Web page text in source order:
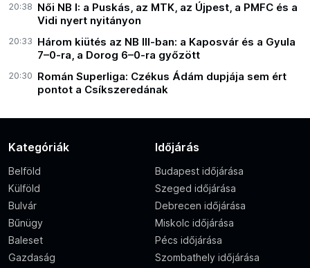
20:38 Női NB I: a Puskás, az MTK, az Újpest, a PMFC és a
Vidi nyert nyitányon
20:33 Három kiütés az NB III-ban: a Kaposvár és a Gyula
7–0-ra, a Dorog 6–0-ra győzött
20:30 Román Superliga: Czékus Ádám dupjája sem ért
pontot a Csíkszeredának
Kategóriák
Belföld
Külföld
Bulvár
Bűnügy
Baleset
Gazdaság
Időjárás
Budapest időjárása
Szeged időjárása
Debrecen időjárása
Miskolc időjárása
Pécs időjárása
Szombathely időjárása